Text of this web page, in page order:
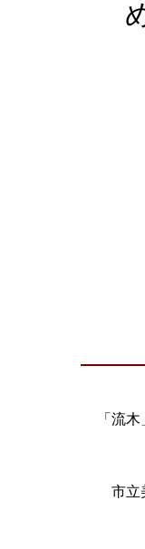
「流
市立